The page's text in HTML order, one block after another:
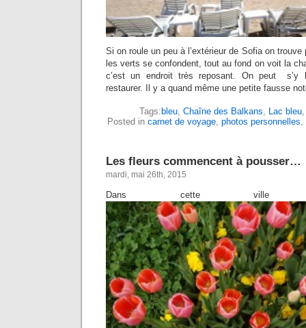
Si on roule un peu à l’extérieur de Sofia on
les verts se confondent, tout au fond on voit la
c’est un endroit très reposant. On peut s’y
restaurer. Il y a quand même une petite fausse
Tags:bleu Chaîne des Balkans Lac bleu
Posted in carnet de voyage photos personnelles
Les fleurs commencent à pousser…
mardi, mai 26th, 2015
Dans cette ville